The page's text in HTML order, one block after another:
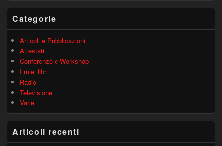
Categorie
Articoli e Pubblicazioni
Attestati
Conferenze e Workshop
I miei libri
Radio
Televisione
Varie
Articoli recenti